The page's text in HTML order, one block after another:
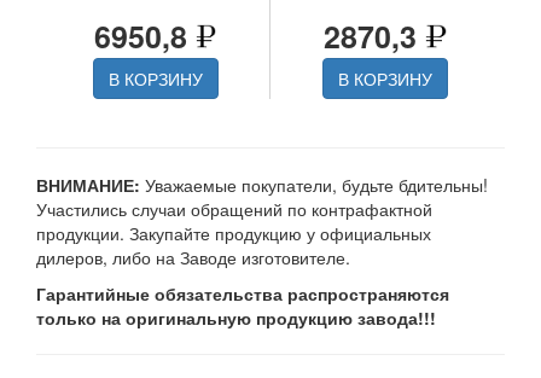
6950,8
В КОРЗИНУ
2870,3
В КОРЗИНУ
ВНИМАНИЕ: Уважаемые покупатели, будьте бдительны!
Участились случаи обращений по контрафактной
продукции. Закупайте продукцию у официальных
дилеров, либо на Заводе изготовителе.
Гарантийные обязательства распространяются
только на оригинальную продукцию завода!!!